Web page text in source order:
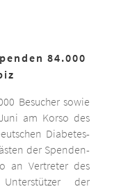
84.000
Besucher sowie
am Korso des
Diabetes-
der Spenden-
an Vertreter des
der